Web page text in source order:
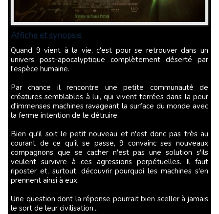
Affiche et synopsis
Quand 9 vient à la vie, c'est pour se retrouver dans un
univers post-apocalyptique complètement déserté par
l'espèce humaine.
Par chance il rencontre une petite communauté de
créatures semblables à lui, qui vivent terrées dans la peur
d'immenses machines ravageant la surface du monde avec
la ferme intention de le détruire.
Bien qu'il soit le petit nouveau et n'est donc pas très au
courant de ce qu'il se passe, 9 convainc ses nouveaux
compagnons que se cacher n'est pas une solution s'ils
veulent survivre à ces agressions perpétuelles. Il faut
riposter et, surtout, découvrir pourquoi les machines s'en
prennent ainsi à eux.
Une question dont la réponse pourrait bien sceller à jamais
le sort de leur civilisation...